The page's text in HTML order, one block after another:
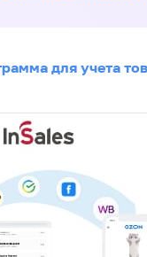
для учета